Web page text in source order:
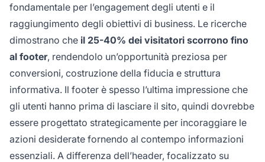
fondamentale per l’engagement degli utenti e il
raggiungimento degli obiettivi di business. Le ricerche
dimostrano che il 25-40% dei visitatori scorrono fino
al footer, rendendolo un’opportunità preziosa per
conversioni, costruzione della fiducia e struttura
informativa. Il footer è spesso l’ultima impressione che
gli utenti hanno prima di lasciare il sito, quindi dovrebbe
essere progettato strategicamente per incoraggiare le
azioni desiderate fornendo al contempo informazioni
essenziali. A differenza dell’header, focalizzato su